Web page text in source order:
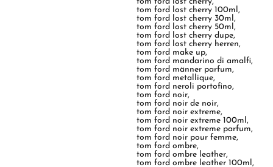
tom ford lost cherry 100ml,
tom ford lost cherry 30ml,
tom ford lost cherry 50ml,
tom ford lost cherry dupe,
tom ford lost cherry herren,
tom ford make up,
tom ford mandarino di amalfi,
tom ford männer parfum,
tom ford metallique,
tom ford neroli portofino,
tom ford noir,
tom ford noir de noir,
tom ford noir extreme,
tom ford noir extreme 100ml,
tom ford noir extreme parfum,
tom ford noir pour femme,
tom ford ombre,
tom ford ombre leather,
tom ford ombre leather 100ml,